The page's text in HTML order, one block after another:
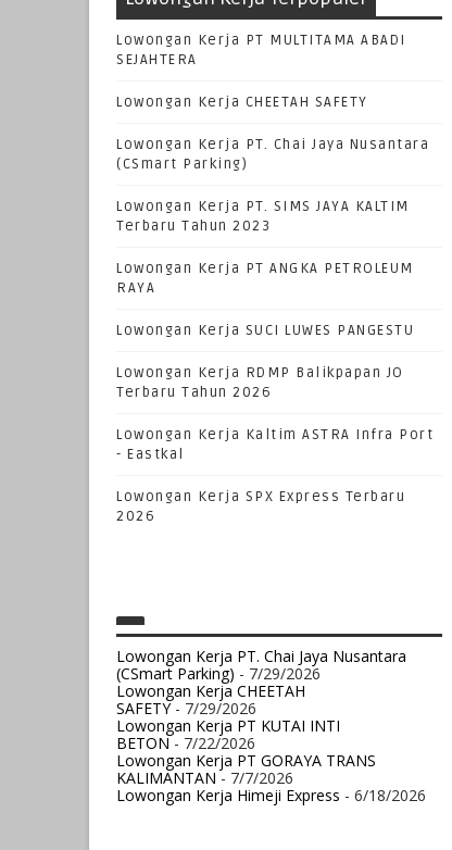
Lowongan Kerja PT MULTITAMA ABADI
SEJAHTERA
Lowongan Kerja CHEETAH SAFETY
Lowongan Kerja PT. Chai Jaya Nusantara
(CSmart Parking)
Lowongan Kerja PT. SIMS JAYA KALTIM
Terbaru Tahun 2023
Lowongan Kerja PT ANGKA PETROLEUM
RAYA
Lowongan Kerja SUCI LUWES PANGESTU
Lowongan Kerja RDMP Balikpapan JO
Terbaru Tahun 2026
Lowongan Kerja Kaltim ASTRA Infra Port
- Eastkal
Lowongan Kerja SPX Express Terbaru
2026
Lowongan Kerja PT. Chai Jaya Nusantara
(CSmart Parking) - 7/29/2026
Lowongan Kerja CHEETAH
SAFETY- 7/29/2026
Lowongan Kerja PT KUTAI INTI
BETON- 7/22/2026
Lowongan Kerja PT GORAYA TRANS
KALIMANTAN- 7/7/2026
Lowongan Kerja Himeji Express - 6/18/2026